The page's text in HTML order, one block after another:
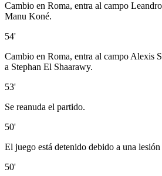
Cambio en Roma, entra al campo
Manu Koné.
54'
Cambio en Roma, entra al campo Alexis
a Stephan El Shaarawy.
53'
Se reanuda el partido.
50'
El juego está detenido debido a una lesión
50'